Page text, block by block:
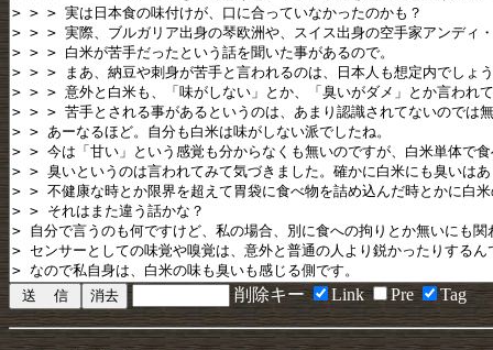
削除キー Link Pre Tag